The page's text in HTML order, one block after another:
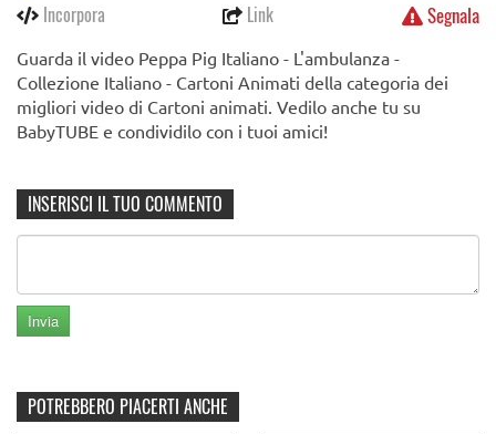
Incorpora
Link Segnala
Guarda il video Peppa Pig Italiano - L'ambulanza -
Collezione Italiano - Cartoni Animati della categoria dei
migliori video di Cartoni animati. Vedilo anche tu su
BabyTUBE e condividilo con i tuoi amici!
INSERISCI IL TUO COMMENTO
POTREBBERO PIACERTI ANCHE